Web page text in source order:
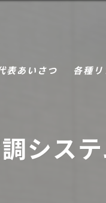
表あいさつ 各種
トイレ
シス